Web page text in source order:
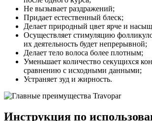
Не вызывает раздражений;
Придает естественный блеск;
Делает природный цвет ярче и
Осуществляет стимуляцию
их деятельность будет непрерывной;
Делает тело волоса более плотным;
Уменьшает количество секущихся
сравнению с исходными данными;
Устраняет зуд и жирность.
Инструкция по